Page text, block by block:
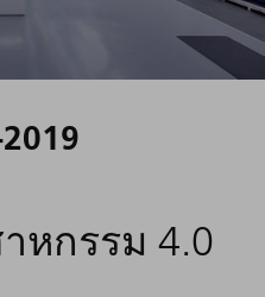
หกรรม 4.0